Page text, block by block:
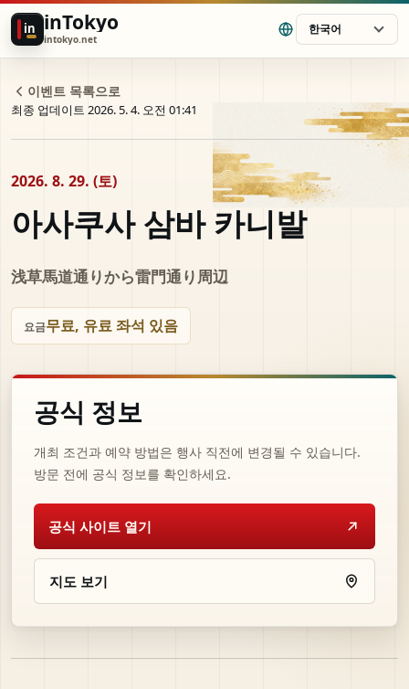
in inTokyo
intokyo.net
한국어
이벤트 목록으로
최종 업데이트 2026. 5. 4. 오전 01:41
2026. 8. 29. (토)
아사쿠사 삼바 카니발
浅草馬道通りから雷門通り周辺
요금무료, 유료 좌석 있음
공식 정보
개최 조건과 예약 방법은 행사 직전에 변경될 수 있습니다.
방문 전에 공식 정보를 확인하세요.
공식 사이트 열기
지도 보기